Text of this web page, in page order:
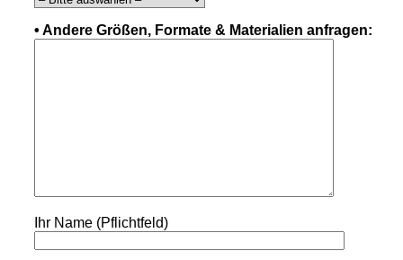
• Andere Größen, Formate & Materialien anfragen:
Ihr Name (Pflichtfeld)